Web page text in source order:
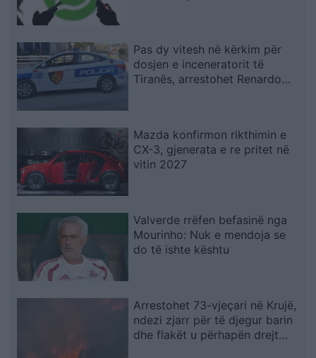
Pas dy vitesh në kërkim për
dosjen e inceneratorit të
Tiranës, arrestohet Renardo
Mazda konfirmon rikthimin e
CX-3, gjenerata e re pritet në
vitin 2027
Valverde rrëfen befasinë nga
Mourinho: Nuk e mendoja se
do të ishte kështu
Arrestohet 73-vjeçari në Krujë,
ndezi zjarr për të djegur barin
dhe flakët u përhapën drejt